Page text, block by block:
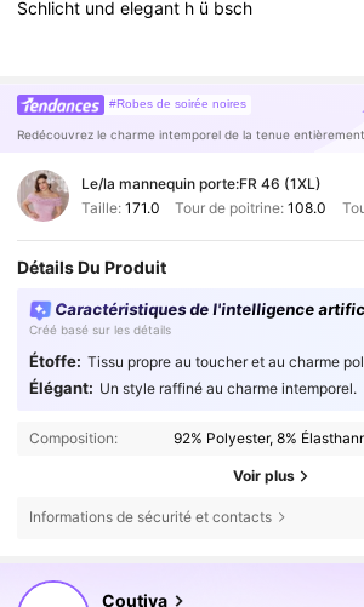
Schlicht undelegant h ü bsch
#Robes de soirée noires
Redécouvrez le charme intemporel de la tenue
Le/la mannequin porte:FR 46 (1XL)
Taille: 171.0 Tour de poitrine:108.0
Détails Du Produit
Caractéristiques de l'intelligence
Créé basé sur les détails
Étoffe: Tissu propre au toucher et au charme
Élégant: Un style raffiné au charme intemporel.
Composition: 92% Polyester, 8%
Voir plus
Informations de sécurité et contacts
Coutiva